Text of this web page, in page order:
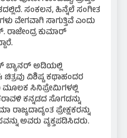
ಸಂಕಲನ, ಹಿನ್ನೆಲೆ ಸಂಗೀತ
ವೇಗವಾಗಿ ಸಾಗುತ್ತಿವೆ ಎಂದು
ಕುಮಾರ್
ಬ್ಯಾನರ್ ಅಡಿಯಲ್ಲಿ
ವಿಶಿಷ್ಟ ಕಥಾಹಂದರ
ಸಿನಿಪ್ರೇಮಿಗಳಲ್ಲಿ
ಕನ್ನಡದ ಸೊಗಡನ್ನು
ಪ್ರೇಕ್ಷಕರನ್ನು
ಅವರು ವ್ಯಕ್ತಪಡಿಸಿದರು.